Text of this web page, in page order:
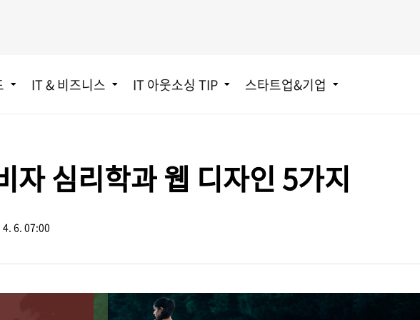
IT & 비즈니스 IT 아웃소싱 TIP 스타트업&기업
자 심리학과 웹 디자인 5가지
6. 07:00